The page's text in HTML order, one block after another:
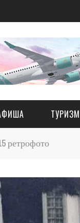
ТУРИЗМ
ретрофото